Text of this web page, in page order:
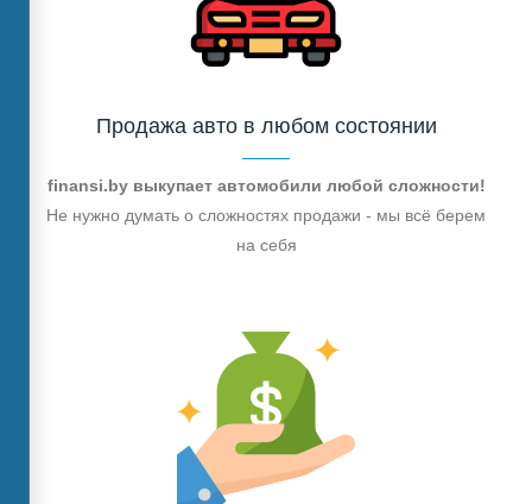
Продажа авто в любом состоянии
finansi.by выкупает автомобили любой сложности!
Не нужно думать о сложностях продажи - мы всё берем
на себя